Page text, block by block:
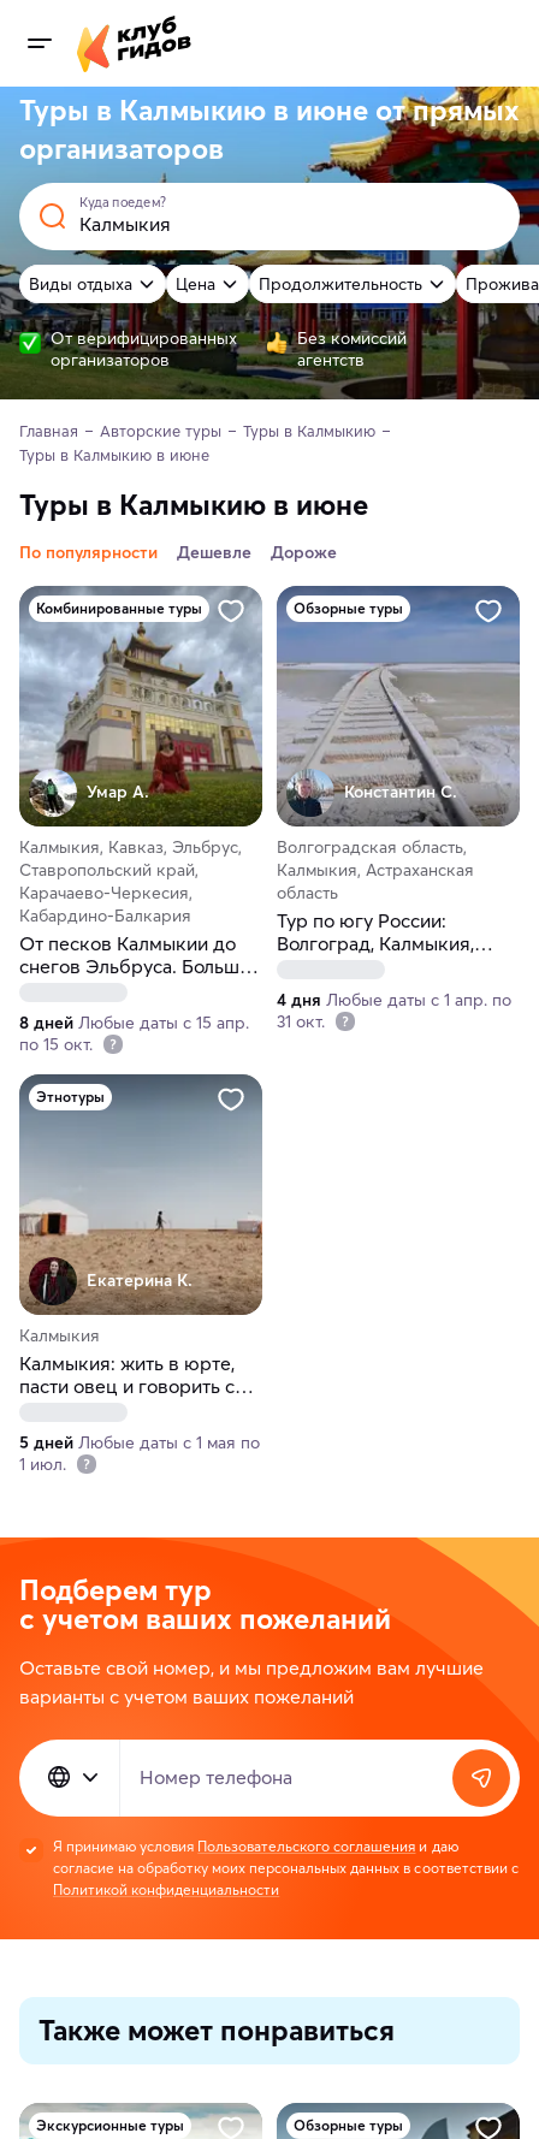
Туры в Калмыкию в июне отпрямых
организаторов
Куда поедем?
Виды отдыха Цена Продолжительность
От верифицированных
организаторов
Без комиссий
агентств
Главная Авторские туры
Туры в Калмыкию
Туры в Калмыкию в июне
Туры в Калмыкию в июне
По популярности Дешевле Дороже
Комбинированные туры
Умар А.
Калмыкия, Кавказ, Эльбрус,
Ставропольский край,
Карачаево-Черкесия,
Кабардино-Балкария
От песков Калмыкии до
снегов Эльбруса. Большой
8 дней Любые даты с 15 апр.
по 15 окт.
Обзорные туры
Константин С.
Волгоградская область,
Калмыкия, Астраханская
область
Тур по югу России:
Волгоград, Калмыкия,
4 дня Любые даты с 1 апр. по
31 окт.
Этнотуры
Екатерина К.
Калмыкия
Калмыкия: жить в юрте,
пасти овец и говорить с
5 дней Любые даты с 1 мая по
1 июл.
Подберем тур
с учетом ваших пожеланий
Оставьте свой номер, и мы предложим вам лучшие
варианты с учетом ваших пожеланий
Номер телефона
Я принимаю условия Пользовательского соглашения и даю
согласие на обработку моих персональных данных в соответствии с
Политикой конфиденциальности
Также может понравиться
Экскурсионные туры Обзорные туры